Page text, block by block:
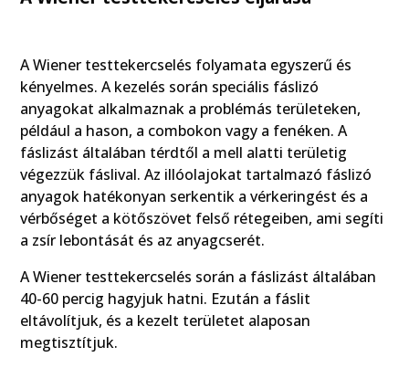
A Wiener testtekercselés folyamata egyszerű és
kényelmes. A kezelés során speciális fáslizó
anyagokat alkalmaznak a problémás területeken,
például a hason, a combokon vagy a fenéken. A
fáslizást általában térdtől a mell alatti területig
végezzük fáslival. Az illóolajokat tartalmazó fáslizó
anyagok hatékonyan serkentik a vérkeringést és a
vérbőséget a kötőszövet felső rétegeiben, ami segíti
a zsír lebontását és az anyagcserét.
A Wiener testtekercselés során a fáslizást általában
40-60 percig hagyjuk hatni. Ezután a fáslit
eltávolítjuk, és a kezelt területet alaposan
megtisztítjuk.